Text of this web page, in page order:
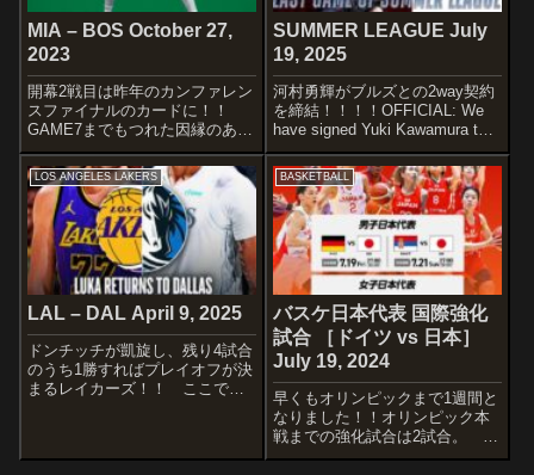
MIA – BOS October 27,
2023
開幕2戦目は昨年のカンファレン
スファイナルのカードに！！
GAME7までもつれた因縁のある
相手ですので、非常に注目です
ね〜STARTERSMIAMI
HEATJimmy ButlerKevin
LoveBam AdebayoTyler Her...
SUMMER LEAGUE July
19, 2025
河村勇輝がブルズとの2way契約
を締結！！！！OFFICIAL: We
have signed Yuki Kawamura to a
Two-Way contract.Let's keep it
going, @KawamuraYuki! ...
LOS ANGELES LAKERS
LAL – DAL April 9, 2025
ドンチッチが凱旋し、残り4試合
のうち1勝すればプレイオフが決
まるレイカーズ！！ ここで決
HayesAustin Re...
BASKETBALL
バスケ日本代表 国際強化
試合 ［ドイツ vs 日本］
July 19, 2024
早くもオリンピックまで1週間と
なりました！！オリンピック本
戦までの強化試合は2試合。 そ
のうち本戦の初戦で当たるドイ